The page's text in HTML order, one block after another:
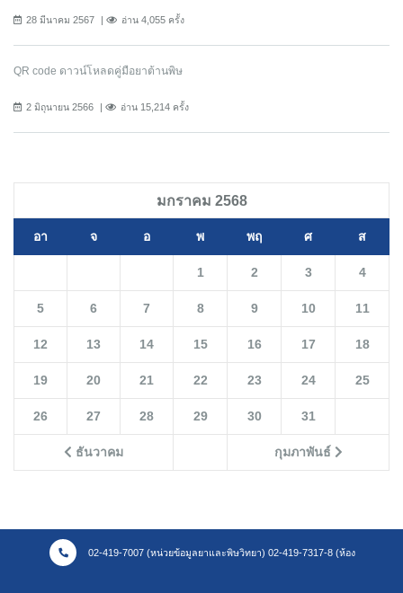
28 มีนาคม 2567 อ่าน 4,055 ครั้ง
QR code ดาวน์โหลดคู่มือยาต้านพิษ
2 มิถุนายน 2566 อ่าน 15,214 ครั้ง
มกราคม 2568
อา จ อ พ พฤ ศ ส
ธันวาคม กุมภาพันธ์
1 2 3 4
5 6 7 8 9 10 11
12 13 14 15 16 17 18
19 20 21 22 23 24 25
26 27 28 29 30 31
02-419-7007 (หน่วยข้อมูลยาและพิษวิทยา) 02-419-7317-8 (ห้อง